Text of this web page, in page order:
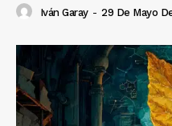
Iván Garay - 29 De Mayo